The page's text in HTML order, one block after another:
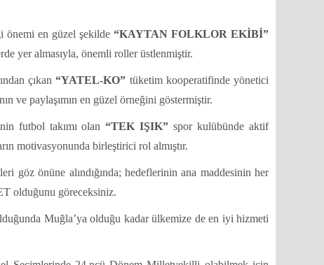
en güzel şekilde “KAYTAN FOLKLOR EKİBİ”
yer almasıyla, önemli roller üstlenmiştir.
çıkan“YATEL-KO” tüketim kooperatifinde yönetici
ve paylaşımın en güzel örneğini göstermiştir.
futbol takımı olan“TEK IŞIK” spor kulübünde aktif
motivasyonunda birleştirici rol almıştır.
göz önüne alındığında; hedeflerinin ana maddesinin her
olduğunu göreceksiniz.
Muğla’ya olduğu kadar ülkemize de en iyi hizmeti